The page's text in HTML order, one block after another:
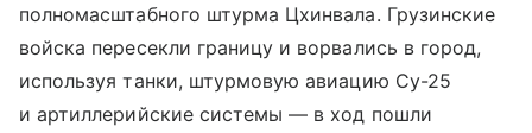
полномасштабного штурма Цхинвала. Грузинские
войска пересекли границу и ворвались в город,
используя танки, штурмовую авиацию Су-25
и артиллерийские системы — в ход пошли